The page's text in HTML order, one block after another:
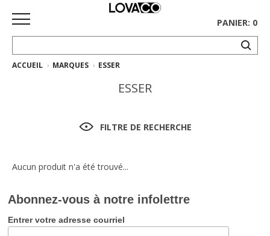
ACCUEIL
Collection
Collection
Gus*
PANIER: 0
ACCUEIL MARQUES ESSER
ESSER
FILTRE DE RECHERCHE
Aucun produit n'a été trouvé...
Abonnez-vous à notre infolettre
Entrer votre adresse courriel